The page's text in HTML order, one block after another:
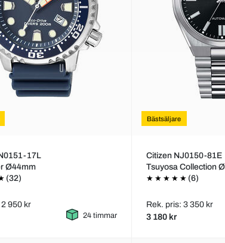
17L
Ø44mm
(32)
950 kr
24 timmar
Bästsäljare
Citizen NJ0150-81E
Tsuyosa Collection
(6)
Rek. pris: 3 350 kr
3 180 kr